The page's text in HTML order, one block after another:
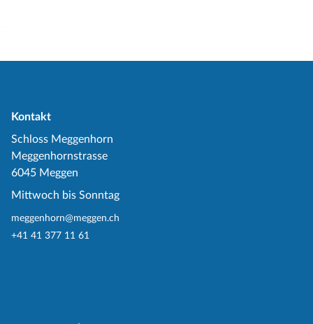
Kontakt
Schloss Meggenhorn
Meggenhornstrasse
6045 Meggen
Mittwoch bis Sonntag
meggenhorn@meggen.ch
+41 41 377 11 61